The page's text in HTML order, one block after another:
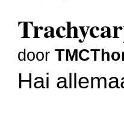
door
Hai